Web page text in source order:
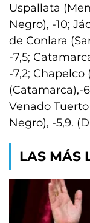
Uspallata
Negro), -10;
de Conlara
-7,5;
-7,2; Chapelco
(Catamarca),-
Venado
Negro), -5,9.
LAS MÁS